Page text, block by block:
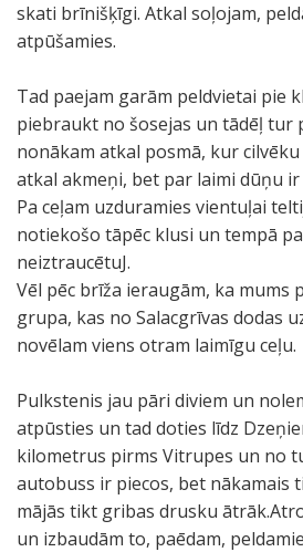
skati brīnišķīgi. Atkal soļojam,
atpūšamies.
Tad paejam garām peldvietai pie
piebraukt no šosejas un tādēļ tur
nonākam atkal posmā, kur
atkal akmeņi, bet par laimi dūņu ir
Pa ceļam uzduramies vientuļai
notiekošo tāpēc klusi un tempā
neiztraucētuJ.
Vēl pēc brīža ieraugām, ka mums
grupa, kas no Salacgrīvas dodas
novēlam viens otram laimīgu ceļu.
Pulkstenis jau pāri diviem un
atpūsties un tad doties līdz
kilometrus pirms Vitrupes un no
autobuss ir piecos, bet nākamais
mājās tikt gribas drusku
un izbaudām to, paēdam,